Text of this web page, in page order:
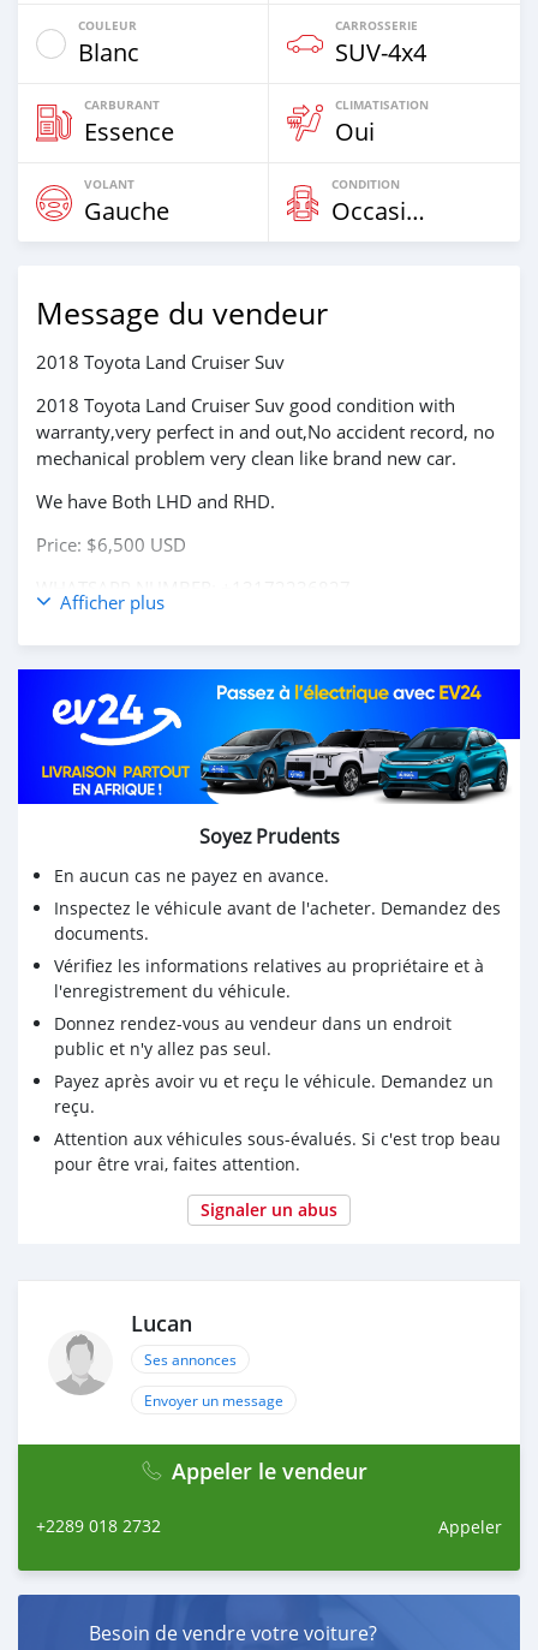
COULEUR
Blanc
CARROSSERIE
SUV‒4x4
CARBURANT
Essence
CLIMATISATION
Oui
VOLANT
Gauche
CONDITION
Occasion
Message du vendeur
2018 Toyota Land Cruiser Suv
2018 Toyota Land Cruiser Suv good condition with
warranty,very perfect in and out,No accident record, no
mechanical problem very clean like brand new car.
We have Both LHD and RHD.
Price: $6,500 USD
Afficher plus
Soyez Prudents
En aucun cas ne payez en avance.
Inspectez le véhicule avant de l'acheter. Demandez des
documents.
Vérifiez les informations relatives au propriétaire et à
l'enregistrement du véhicule.
Donnez rendez-vous au vendeur dans un endroit
public et n'y allez pas seul.
Payez après avoir vu et reçu le véhicule. Demandez un
reçu.
Attention aux véhicules sous-évalués. Si c'est trop beau
pour être vrai, faites attention.
Signaler un abus
Lucan
Ses annonces
Envoyer un message
Appeler le vendeur
+2289 018 2732 Appeler
Besoin de vendre votre voiture?